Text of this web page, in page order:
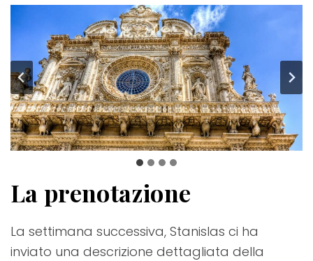
La prenotazione
La settimana successiva, Stanislas ci ha
inviato una descrizione dettagliata della